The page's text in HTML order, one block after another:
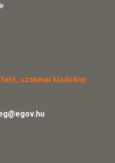
szakmai kiadvány.